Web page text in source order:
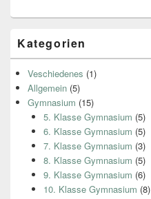
Kategorien
Veschiedenes (1)
Allgemein (5)
Gymnasium (15)
5. Klasse Gymnasium (5)
6. Klasse Gymnasium (5)
7. Klasse Gymnasium (3)
8. Klasse Gymnasium (5)
9. Klasse Gymnasium (6)
10. Klasse Gymnasium (8)